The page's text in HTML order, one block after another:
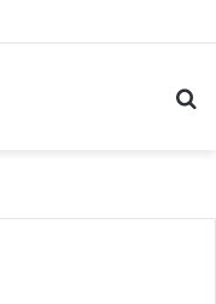
से दो को पकड़ा